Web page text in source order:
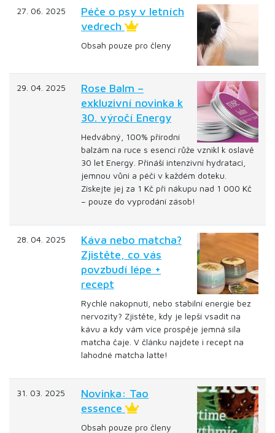
27. 06. 2025
Péče o psy v letních
vedrech
Obsah pouze pro členy
29. 04. 2025
Rose Balm –
exkluzivní novinka k
30. výročí Energy
Hedvábný, 100% přírodní
balzám na ruce s esencí růže vznikl k oslavě
30 let Energy. Přináší intenzivní hydrataci,
jemnou vůni a péči v každém doteku.
Získejte jej za 1 Kč při nákupu nad 1 000 Kč
– pouze do vyprodání zásob!
28. 04. 2025
Káva nebo matcha?
Zjistěte, co vás
povzbudí lépe +
recept
Rychlé nakopnutí, nebo stabilní energie bez
nervozity? Zjistěte, kdy je lepší vsadit na
kávu a kdy vám více prospěje jemná síla
matcha čaje. V článku najdete i recept na
lahodné matcha latte!
31. 03. 2025
Novinka: Tao
essence
Obsah pouze pro členy